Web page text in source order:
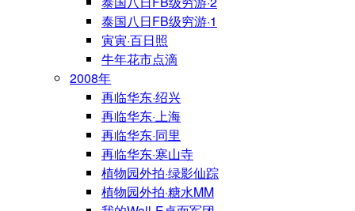
泰国八日FB级穷游·1
寅寅·百日照
牛年花市点滴
2008年
再临华东·绍兴
再临华东·上海
再临华东·同里
再临华东·寒山寺
植物园外拍·绿影仙踪
植物园外拍·糖水MM